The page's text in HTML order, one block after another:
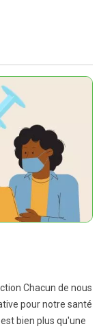
Chacun de nous
pour notre santé
bien plus qu'une